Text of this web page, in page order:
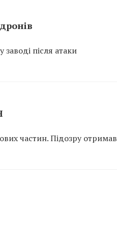
після атаки
частин. Підозру отримав